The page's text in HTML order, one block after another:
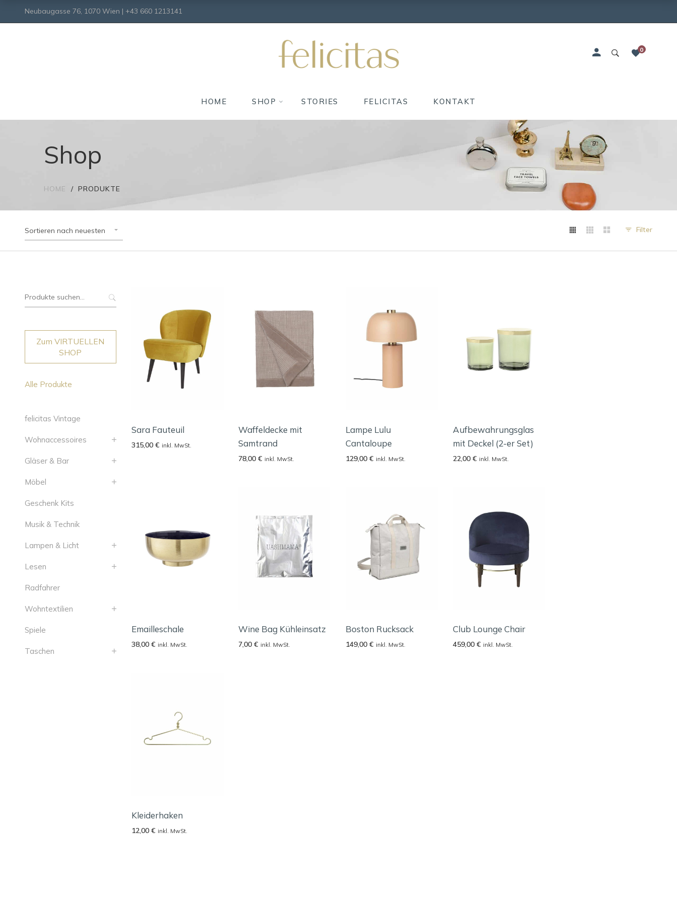
Neubaugasse 76, 1070 Wien | +43 660 1213141
0
HOME SHOP STORIES FELICITAS KONTAKT
Shop
HOME PRODUKTE
Sortieren nach neuesten Filter
Sara Fauteuil
315,00€ inkl. MwSt.
Waffeldecke mit
Samtrand
78,00€ inkl. MwSt.
Lampe Lulu
Cantaloupe
129,00€ inkl. MwSt.
Aufbewahrungsglas
mit Deckel (2-er Set)
22,00€ inkl. MwSt.
Emailleschale
38,00€ inkl. MwSt.
Wine Bag Kühleinsatz
7,00€ inkl. MwSt.
Boston Rucksack
149,00€ inkl. MwSt.
Club Lounge Chair
459,00€ inkl. MwSt.
Kleiderhaken
12,00€ inkl. MwSt.
Suche
Zum VIRTUELLEN
SHOP
Alle Produkte
felicitas Vintage
Wohnaccessoires
Gläser & Bar
Möbel
Geschenk Kits
Musik & Technik
Lampen & Licht
Lesen
Radfahrer
Wohntextilien
Spiele
Taschen